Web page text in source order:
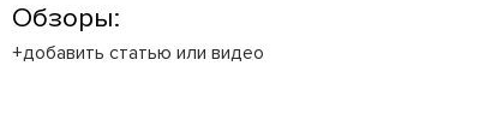
Обзоры:
+добавить статью или видео